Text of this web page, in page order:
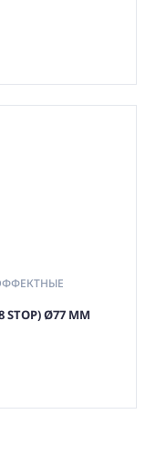
STOP) Ø77 ММ